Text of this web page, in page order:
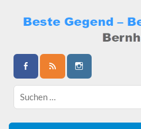
content
Bernhard Seidenath